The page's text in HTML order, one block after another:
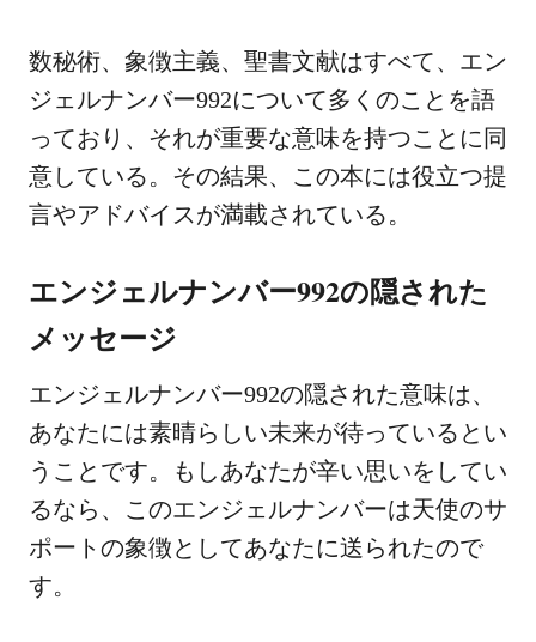
数秘術、象徴主義、聖書文献はすべて、エン
ジェルナンバー992について多くのことを語
っており、それが重要な意味を持つことに同
意している。その結果、この本には役立つ提
言やアドバイスが満載されている。
エンジェルナンバー992の隠された
メッセージ
エンジェルナンバー992の隠された意味は、
あなたには素晴らしい未来が待っているとい
うことです。もしあなたが辛い思いをしてい
るなら、このエンジェルナンバーは天使のサ
ポートの象徴としてあなたに送られたので
す。